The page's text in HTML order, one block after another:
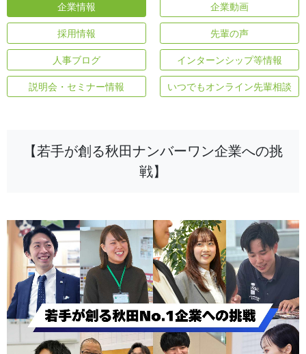
企業情報 企業動画
採用情報 先輩の声
人事ブログ インターンシップ等情報
説明会・セミナー情報 いつでもオンライン先輩相談
【若手が創る秋田ナンバーワン企業への挑
戦】